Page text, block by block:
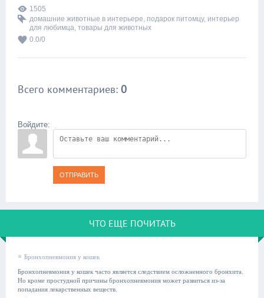
1505
домашние животные в интерьере, подарок питомцу, интерьер
для любимца, товары для животных
0.0/0
Всего комментариев: 0
Войдите:
ОТПРАВИТЬ
ЧТО ЕЩЕ ПОЧИТАТЬ
Бронхопневмония у кошек
Бронхопневмония у кошек часто является следствием осложненного бронхита.
Но кроме простудной причины бронхопневмония может развиться из-за
попадания лекарственных веществ.